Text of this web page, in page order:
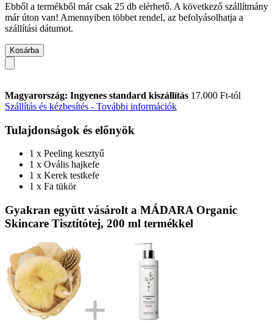
Ebből a termékből már csak 25 db elérhető. A következő szállítmány
már úton van! Amennyiben többet rendel, az befolyásolhatja a
szállítási dátumot.
Kosárba
Magyarország: Ingyenes standard kiszállítás 17.000 Ft-tól
Szállítás és kézbesítés - További információk
Tulajdonságok és előnyök
1 x Peeling kesztyű
1 x Ovális hajkefe
1 x Kerek testkefe
1 x Fa tükör
Gyakran együtt vásárolt a MÁDARA Organic
Skincare Tisztítótej, 200 ml termékkel